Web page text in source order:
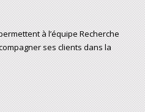
à l’équipe Recherche
ses clients dans la